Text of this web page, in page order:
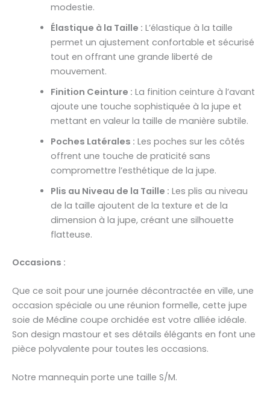
modestie.
Élastique à la Taille : L’élastique à la taille
permet un ajustement confortable et sécurisé
tout en offrant une grande liberté de
mouvement.
Finition Ceinture : La finition ceinture à l’avant
ajoute une touche sophistiquée à la jupe et
mettant en valeur la taille de manière subtile.
Poches Latérales : Les poches sur les côtés
offrent une touche de praticité sans
compromettre l’esthétique de la jupe.
Plis au Niveau de la Taille : Les plis au niveau
de la taille ajoutent de la texture et de la
dimension à la jupe, créant une silhouette
flatteuse.
Occasions :
Que ce soit pour une journée décontractée en ville, une
occasion spéciale ou une réunion formelle, cette jupe
soie de Médine coupe orchidée est votre alliée idéale.
Son design mastour et ses détails élégants en font une
pièce polyvalente pour toutes les occasions.
Notre mannequin porte une taille S/M.